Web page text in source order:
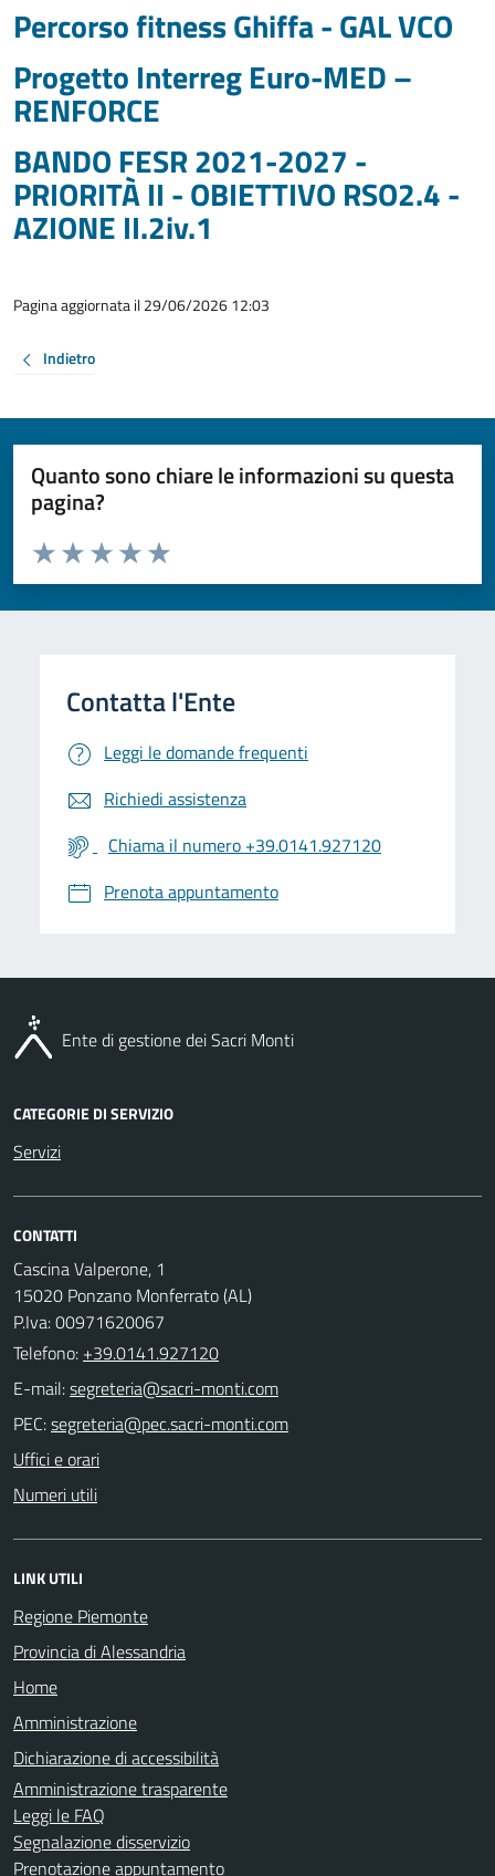
Percorso fitness Ghiffa - GAL VCO
Progetto Interreg Euro-MED –
RENFORCE
BANDO FESR 2021-2027 -
PRIORITÀ II - OBIETTIVO RSO2.4 -
AZIONE II.2iv.1
Pagina aggiornata il 29/06/2026 12:03
Indietro
Quanto sono chiare le informazioni su questa
pagina?
Valuta da 1 a 5 stelle la pagina
Valuta 5 stelle su 5
Valuta 4 stelle su 5
Valuta 3 stelle su 5
Valuta 2 stelle su 5
Valuta 1 stelle su 5
Leggi le domande frequenti
Richiedi assistenza
Chiama il numero +39.0141.927120
Prenota appuntamento
Ente di gestione dei Sacri Monti
CATEGORIE DI SERVIZIO
Servizi
CONTATTI
Cascina Valperone, 1
15020 Ponzano Monferrato (AL)
P.Iva: 00971620067
Telefono: +39.0141.927120
E-mail:
PEC:
Uffici e orari
Numeri utili
LINK UTILI
Regione Piemonte
Provincia di Alessandria
Home
Amministrazione
Dichiarazione di accessibilità
Amministrazione trasparente
Leggi le FAQ
Segnalazione disservizio
Prenotazione appuntamento